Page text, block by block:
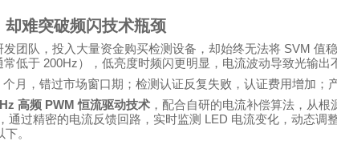
却难突破频闪技术瓶颈
团队，投入大量资金购买检测设备，却始终无法将 SVM 值
常低于 200Hz），低亮度时频闪更明显，电流波动导致光输出
个月，错过市场窗口期；检测认证反复失败，认证费用增加；
高频 PWM恒流驱动技术 ，配合自研的电流补偿算法，从
通过精密的电流反馈回路，实时监测 LED 电流变化，动态调
下。